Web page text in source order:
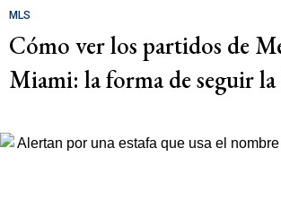
MLS
Cómo ver los partidos de
Miami: la forma de seguir